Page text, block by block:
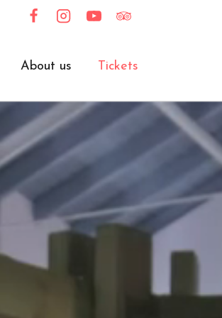
About us Tickets